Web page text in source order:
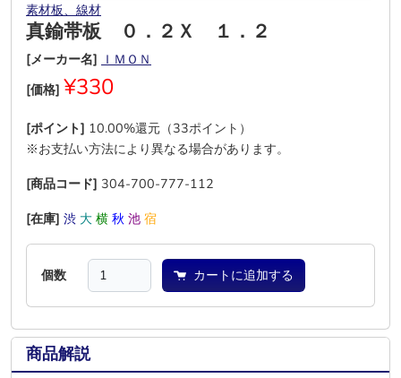
素材板、線材
真鍮帯板 ０．２Ｘ １．２
[メーカー名] ＩＭＯＮ
[価格] ¥330
[ポイント] 10.00%還元（33ポイント）
※お支払い方法により異なる場合があります。
[商品コード] 304-700-777-112
[在庫] 渋 大 横 秋 池 宿
個数 カートに追加する
商品解説